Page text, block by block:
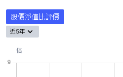
股價淨值比評價
近5年